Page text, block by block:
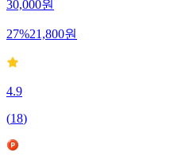
30,000원
27%21,800원
4.9
(18)